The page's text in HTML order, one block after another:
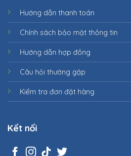
Hướng dẫn thanh toán
Chính sách bảo mật thông tin
Hướng dẫn hợp đồng
Câu hỏi thường gặp
Kiểm tra đơn đặt hàng
Kết nối